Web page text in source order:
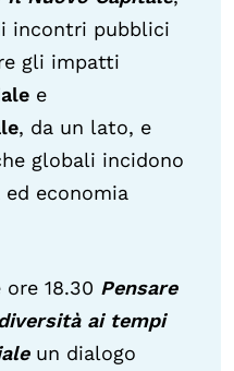
incontri pubblici
gli impatti
e
, da un lato, e
globali incidono
economia
ore 18.30 Pensare
ai tempi
un dialogo